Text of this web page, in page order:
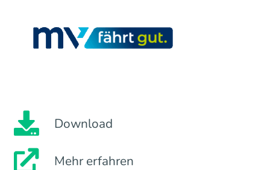
Download
Mehr erfahren